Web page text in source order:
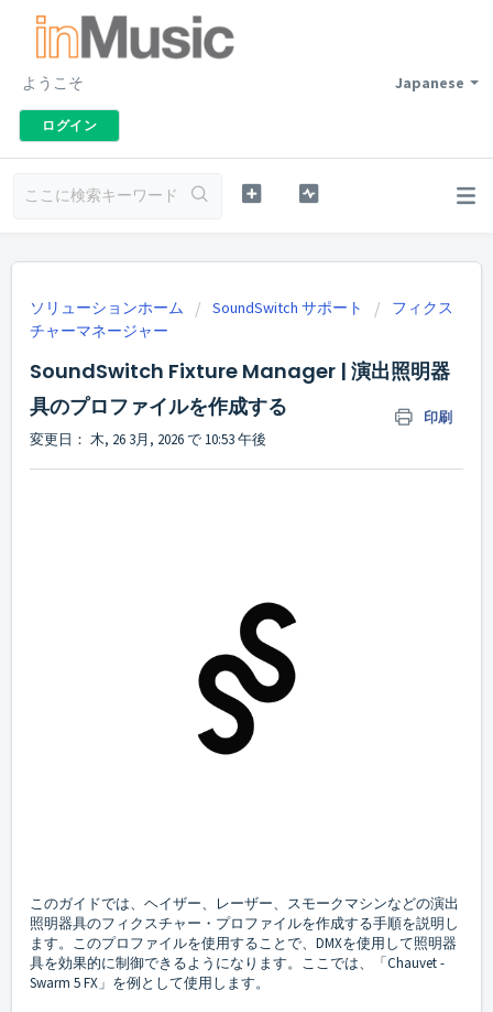
Japanese
ようこそ
ログイン
ソリューションホーム SoundSwitch サポート
フィクス
チャーマネージャー
SoundSwitch Fixture Manager | 演出照明器
具のプロファイルを作成する
印刷
変更日： 木, 26 3月, 2026 で 10:53 午後
このガイドでは、ヘイザー、レーザー、スモークマシンなどの演出
照明器具のフィクスチャー・プロファイルを作成する手順を説明し
ます。このプロファイルを使用することで、DMXを使用して照明器
具を効果的に制御できるようになります。ここでは、「Chauvet -
Swarm 5 FX」を例として使用します。